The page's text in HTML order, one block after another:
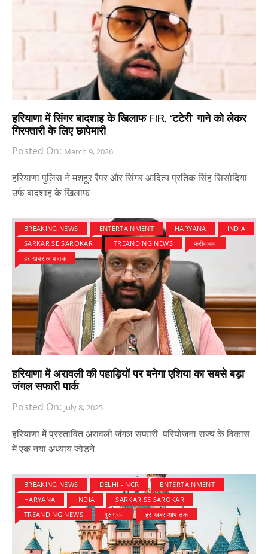
हरियाणा में सिंगर बादशाह के खिलाफ FIR, ‘टटेरी’ गाने को लेकर
गिरफ्तारी के लिए छापेमारी
Posted On: March 9, 2026
हरियाणा पुलिस ने मशहूर रैपर और सिंगर आदित्य प्रतिक सिंह सिसोदिया
उर्फ बादशाह के खिलाफ
BREAKING NEWS ENTERTAINMENT HARYANA
INDIA
SARKAR SE SAROKAR
TREANDING NEWS
फरीदाबाद
हर खबर आप तक
हरियाणा में अरावली की पहाड़ियों पर बनेगा एशिया का सबसे बड़ा
जंगल सफारी पार्क
Posted On: July 8, 2025
हरियाणा में प्रस्तावित अरावली जंगल सफारी परियोजना राज्य के विकास
में एक नया अध्याय जोड़ने
BREAKING NEWS DELHI - NCR
ENTERTAINMENT
HARYANA
INDIA
SARKAR SE SAROKAR
TREANDING NEWS
गुरुग्राम हर खबर आप तक